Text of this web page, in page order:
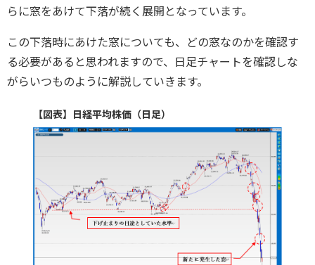
らに窓をあけて下落が続く展開となっています。
この下落時にあけた窓についても、どの窓なのかを確認す
る必要があると思われますので、日足チャートを確認しな
がらいつものように解説していきます。
【図表】日経平均株価（日足）